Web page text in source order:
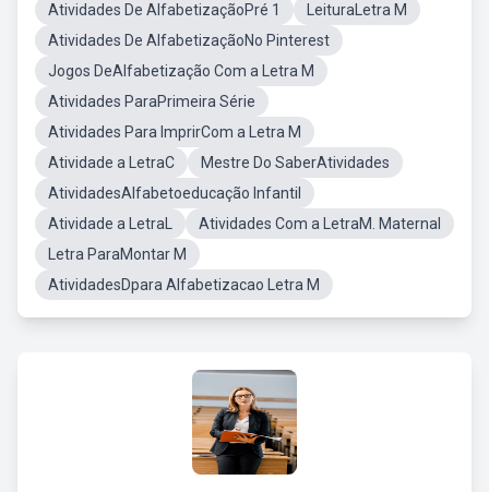
Atividades De AlfabetizaçãoPré 1
LeituraLetra M
Atividades De AlfabetizaçãoNo Pinterest
Jogos DeAlfabetização Com a Letra M
Atividades ParaPrimeira Série
Atividades Para ImprirCom a Letra M
Atividade a LetraC
Mestre Do SaberAtividades
AtividadesAlfabetoeducação Infantil
Atividade a LetraL
Atividades Com a LetraM. Maternal
Letra ParaMontar M
AtividadesDpara Alfabetizacao Letra M